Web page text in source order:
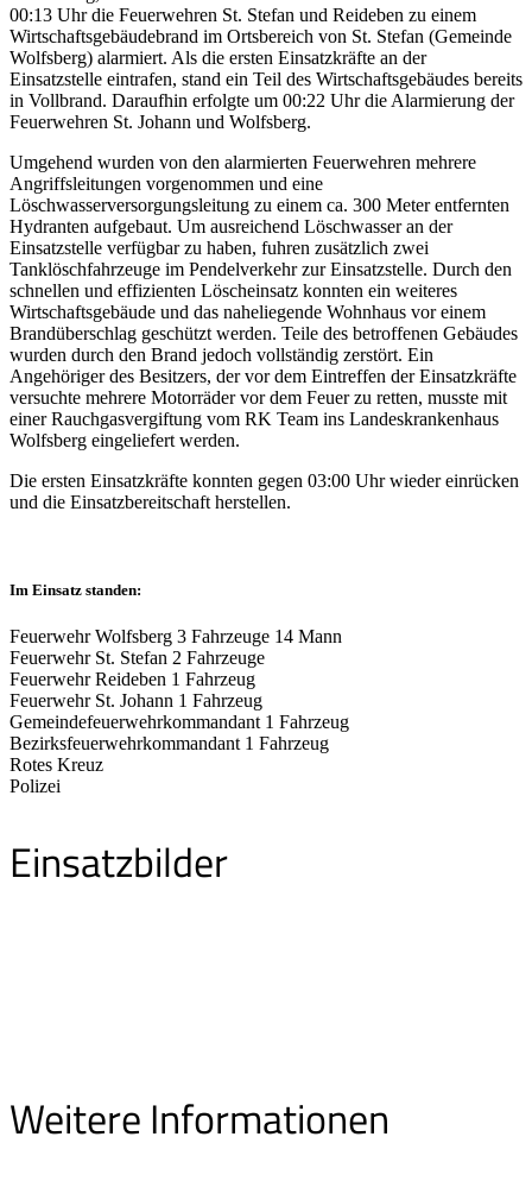
00:13 Uhr die Feuerwehren St. Stefan und Reideben zu einem
Wirtschaftsgebäudebrand im Ortsbereich von St. Stefan (Gemeinde
Wolfsberg) alarmiert. Als die ersten Einsatzkräfte an der
Einsatzstelle eintrafen, stand ein Teil des Wirtschaftsgebäudes bereits
in Vollbrand. Daraufhin erfolgte um 00:22 Uhr die Alarmierung der
Feuerwehren St. Johann und Wolfsberg.
Umgehend wurden von den alarmierten Feuerwehren mehrere
Angriffsleitungen vorgenommen und eine
Löschwasserversorgungsleitung zu einem ca. 300 Meter entfernten
Hydranten aufgebaut. Um ausreichend Löschwasser an der
Einsatzstelle verfügbar zu haben, fuhren zusätzlich zwei
Tanklöschfahrzeuge im Pendelverkehr zur Einsatzstelle. Durch den
schnellen und effizienten Löscheinsatz konnten ein weiteres
Wirtschaftsgebäude und das naheliegende Wohnhaus vor einem
Brandüberschlag geschützt werden. Teile des betroffenen Gebäudes
wurden durch den Brand jedoch vollständig zerstört. Ein
Angehöriger des Besitzers, der vor dem Eintreffen der Einsatzkräfte
versuchte mehrere Motorräder vor dem Feuer zu retten, musste mit
einer Rauchgasvergiftung vom RK Team ins Landeskrankenhaus
Wolfsberg eingeliefert werden.
Die ersten Einsatzkräfte konnten gegen 03:00 Uhr wieder einrücken
und die Einsatzbereitschaft herstellen.
Im Einsatz standen:
Feuerwehr Wolfsberg 3 Fahrzeuge 14 Mann
Feuerwehr St. Stefan 2 Fahrzeuge
Feuerwehr Reideben 1 Fahrzeug
Feuerwehr St. Johann 1 Fahrzeug
Gemeindefeuerwehrkommandant 1 Fahrzeug
Bezirksfeuerwehrkommandant 1 Fahrzeug
Rotes Kreuz
Polizei
Einsatzbilder
Weitere Informationen